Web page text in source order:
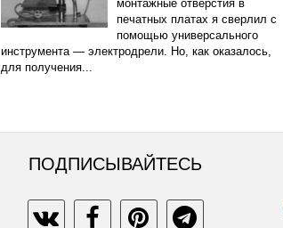
монтажные отверстия в
печатных платах я сверлил с
помощью универсального
инструмента — электродрели. Но, как оказалось,
для получения...
ПОДПИСЫВАЙТЕСЬ